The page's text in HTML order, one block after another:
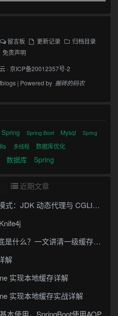
留言板 更新记录
归档目录
免责声明
·京ICP备20012357号-2
| Powered by 搬砖的码农
Spring Spring Boot Mysql
Spring
多线程 数据库优化
数据库 Spring
近期文章
JDK 动态代理与 CGLIB 原理
文讲清一级缓存、二级缓存与常见误解
解
实现本地缓存详解
实现本地缓存实战详解
本使用，SpringBoot使用AOP